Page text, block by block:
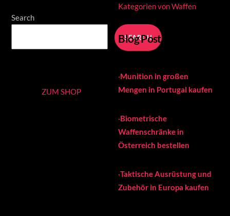
Search
SEARCH
Kategorien von Waffen
Blog Posts
ZUM SHOP
·Munition in großen
Mengen in Portugal kaufen
·Biometrische
Waffenschränke in
Österreich bestellen
·Taktische Ausrüstung und
Zubehör in Europa kaufen